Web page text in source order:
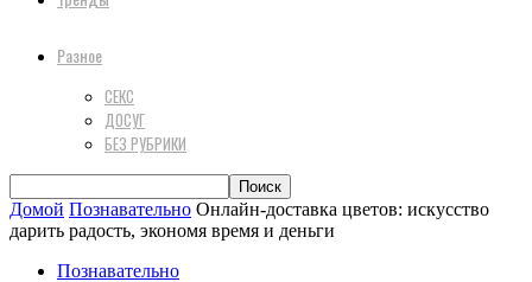
Разное
СЕКС
ДОСУГ
БЕЗ РУБРИКИ
Домой Познавательно Онлайн-доставка цветов: искусство
дарить радость, экономя время и деньги
Познавательно